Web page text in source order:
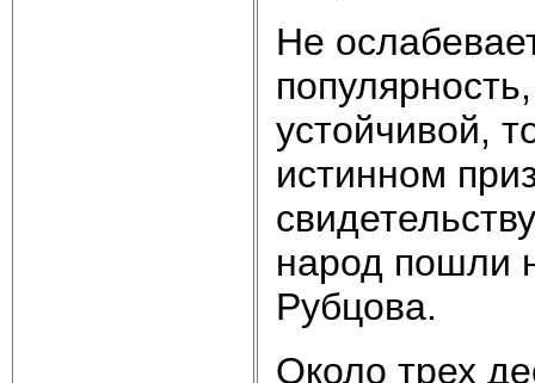
Не
устойчивой,
истинном
народ пошли
Рубцова.
Около трех